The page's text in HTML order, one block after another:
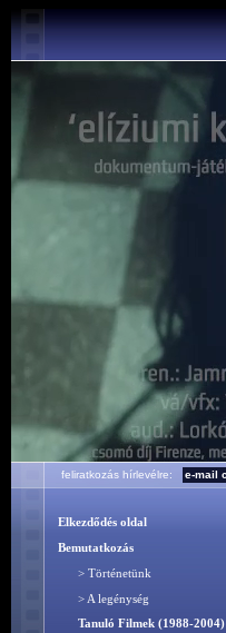
feliratkozás hírlevélre:
Elkezdődés oldal
Bemutatkozás
> Történetünk
> A legénység
Tanuló Filmek (1988-2004)